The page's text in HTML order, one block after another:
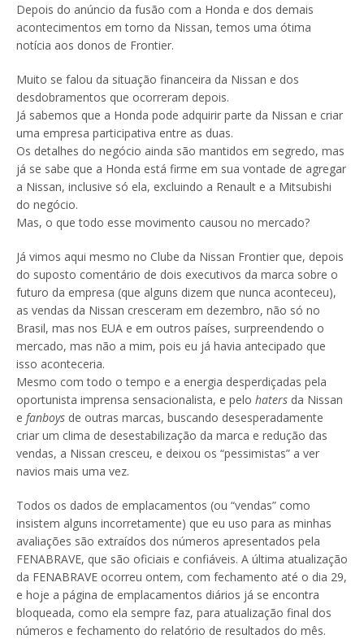
Depois do anúncio da fusão com a Honda e dos demais
acontecimentos em torno da Nissan, temos uma ótima
notícia aos donos de Frontier.
Muito se falou da situação financeira da Nissan e dos
desdobramentos que ocorreram depois.
Já sabemos que a Honda pode adquirir parte da Nissan e criar
uma empresa participativa entre as duas.
Os detalhes do negócio ainda são mantidos em segredo, mas
já se sabe que a Honda está firme em sua vontade de agregar
a Nissan, inclusive só ela, excluindo a Renault e a Mitsubishi
do negócio.
Mas, o que todo esse movimento causou no mercado?
Já vimos aqui mesmo no Clube da Nissan Frontier que, depois
do suposto comentário de dois executivos da marca sobre o
futuro da empresa (que alguns dizem que nunca aconteceu),
as vendas da Nissan cresceram em dezembro, não só no
Brasil, mas nos EUA e em outros países, surpreendendo o
mercado, mas não a mim, pois eu já havia antecipado que
isso aconteceria.
Mesmo com todo o tempo e a energia desperdiçadas pela
oportunista imprensa sensacionalista, e pelo haters da Nissan
e fanboys de outras marcas, buscando desesperadamente
criar um clima de desestabilização da marca e redução das
vendas, a Nissan cresceu, e deixou os “pessimistas” a ver
navios mais uma vez.
Todos os dados de emplacamentos (ou “vendas” como
insistem alguns incorretamente) que eu uso para as minhas
avaliações são extraídos dos números apresentados pela
FENABRAVE, que são oficiais e confiáveis. A última atualização
da FENABRAVE ocorreu ontem, com fechamento até o dia 29,
e hoje a página de emplacamentos diários já se encontra
bloqueada, como ela sempre faz, para atualização final dos
números e fechamento do relatório de resultados do mês.